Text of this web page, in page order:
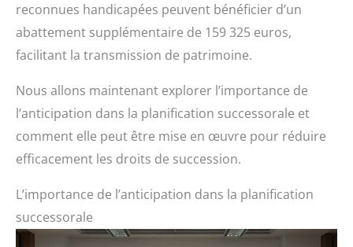
reconnues handicapées peuvent bénéficier d’un
abattement supplémentaire de 159 325 euros,
facilitant la transmission de patrimoine.
Nous allons maintenant explorer l’importance de
l’anticipation dans la planification successorale et
comment elle peut être mise en œuvre pour réduire
efficacement les droits de succession.
L’importance de l’anticipation dans la planification
successorale